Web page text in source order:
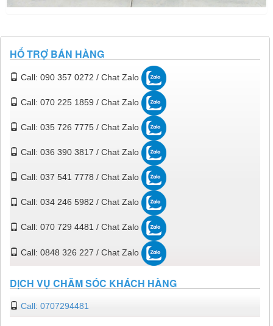
HỔ TRỢ BÁN HÀNG
Call: 090 357 0272 / Chat Zalo
Call: 070 225 1859 / Chat Zalo
Call: 035 726 7775 / Chat Zalo
Call: 036 390 3817 / Chat Zalo
Call: 037 541 7778 / Chat Zalo
Call: 034 246 5982 / Chat Zalo
Call: 070 729 4481 / Chat Zalo
Call: 0848 326 227 / Chat Zalo
DỊCH VỤ CHĂM SÓC KHÁCH HÀNG
Call: 0707294481